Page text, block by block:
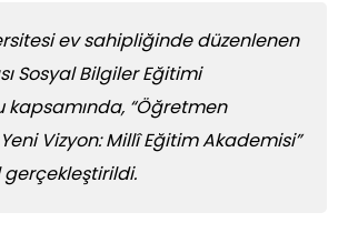
ev sahipliğinde düzenlenen
Sosyal Bilgiler Eğitimi
kapsamında, “Öğretmen
Vizyon: Millî Eğitim Akademisi”
gerçekleştirildi.